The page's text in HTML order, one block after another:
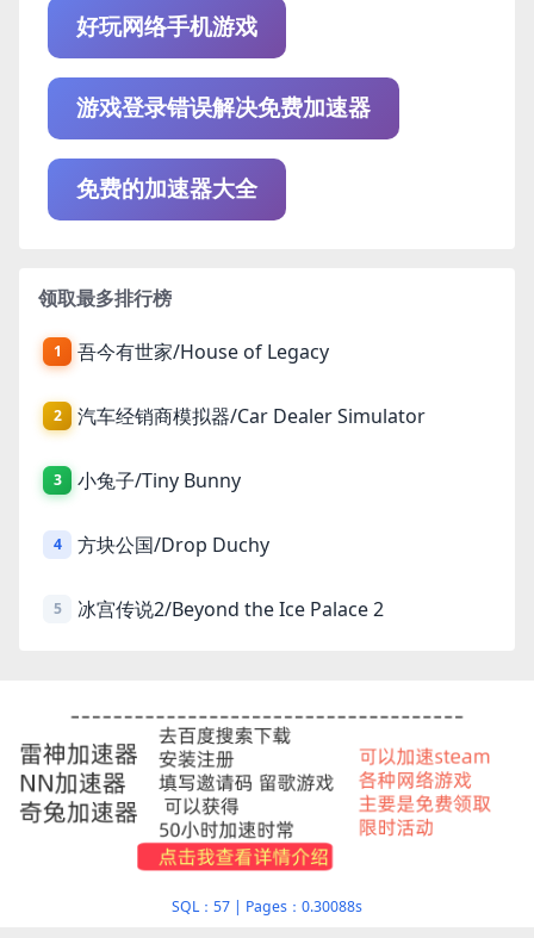
好玩网络手机游戏
游戏登录错误解决免费加速器
免费的加速器大全
领取最多排行榜
1 吾今有世家/House of Legacy
2 汽车经销商模拟器/Car Dealer Simulator
3 小兔子/Tiny Bunny
4 方块公国/Drop Duchy
5 冰宫传说2/Beyond the Ice Palace 2
SQL：57 | Pages：0.30088s